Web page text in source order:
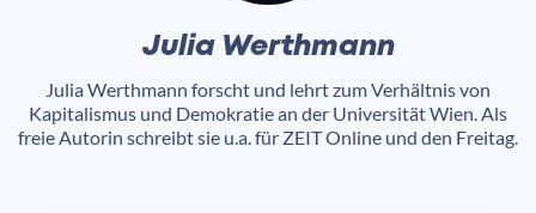
Julia Werthmann
Julia Werthmann forscht und lehrt zum Verhältnis von
Kapitalismus und Demokratie an der Universität Wien. Als
freie Autorin schreibt sie u.a. für ZEIT Online und den Freitag.